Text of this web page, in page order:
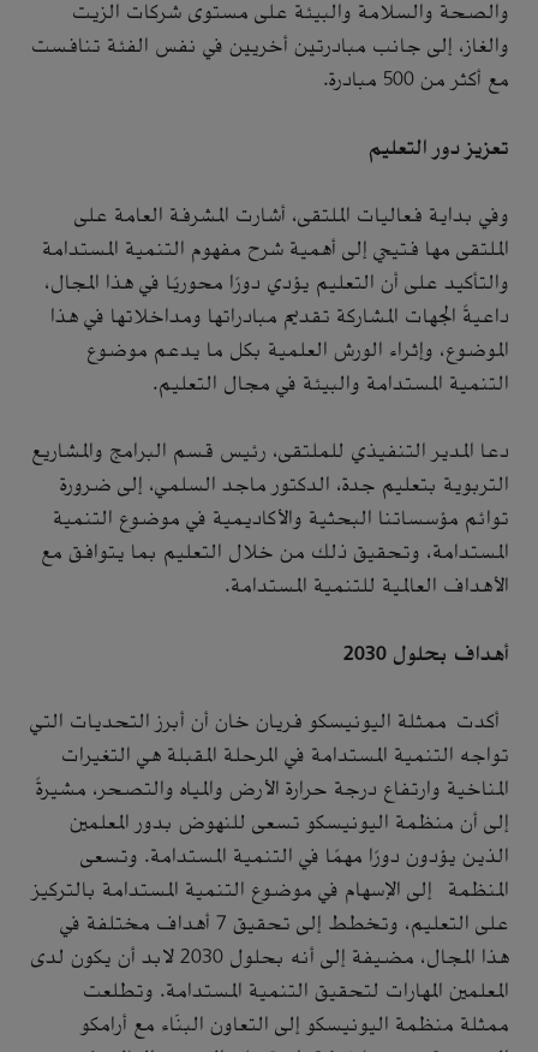
والصحة والسلامة والبيئة على مستوى شركات الزيت
والغاز، إلى جانب مبادرتين أخريين في نفس الفئة تنافست
مع أكثر من 500 مبادرة.
تعزيز دور التعليم
وفي بداية فعاليات الملتقى، أشارت المشرفة العامة على
الملتقى مها فتيحي إلى أهمية شرح مفهوم التنمية المستدامة
والتأكيد على أن التعليم يؤدي دورًا محوريًا في هذا المجال،
داعيةً الجهات المشاركة تقديم مبادراتها ومداخلاتها في هذا
الموضوع، وإثراء الورش العلمية بكل ما يدعم موضوع
التنمية المستدامة والبيئة في مجال التعليم.
دعا المدير التنفيذي للملتقى، رئيس قسم البرامج والمشاريع
التربوية بتعليم جدة، الدكتور ماجد السلمي، إلى ضرورة
توائم مؤسساتنا البحثية والأكاديمية في موضوع التنمية
المستدامة، وتحقيق ذلك من خلال التعليم بما يتوافق مع
الأهداف العالمية للتنمية المستدامة.
أهداف بحلول 2030
أكدت ممثلة اليونيسكو فريان خان أن أبرز التحديات التي
تواجه التنمية المستدامة في المرحلة المقبلة هي التغيرات
المناخية وارتفاع درجة حرارة الأرض والمياه والتصحر، مشيرةً
إلى أن منظمة اليونيسكو تسعى للنهوض بدور المعلمين
الذين يؤدون دورًا مهمًا في التنمية المستدامة. وتسعى
المنظمة إلى الإسهام في موضوع التنمية المستدامة بالتركيز
على التعليم، وتخطط إلى تحقيق 7 أهداف مختلفة في
هذا المجال، مضيفة إلى أنه بحلول 2030 لابد أن يكون لدى
المعلمين المهارات لتحقيق التنمية المستدامة. وتطلعت
ممثلة منظمة اليونيسكو إلى التعاون البنّاء مع أرامكو